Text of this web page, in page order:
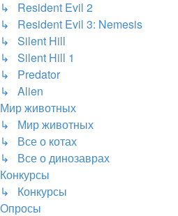
↳ Resident Evil 2
↳ Resident Evil 3: Nemesis
↳ Silent Hill
↳ Silent Hill 1
↳ Predator
↳ Alien
Мир животных
↳ Мир животных
↳ Все о котах
↳ Все о динозаврах
Конкурсы
↳ Конкурсы
Опросы